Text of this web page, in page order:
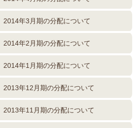
2014年3月期の分配について
2014年2月期の分配について
2014年1月期の分配について
2013年12月期の分配について
2013年11月期の分配について